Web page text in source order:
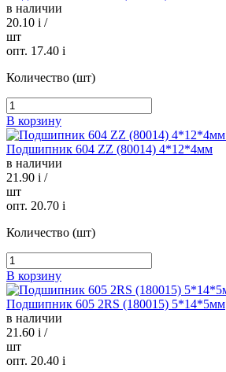
в наличии
20.10 i /
шт
опт. 17.40 i
Количество (шт)
В корзину
Подшипник 604 ZZ (80014) 4*12*4мм
в наличии
21.90 i /
шт
опт. 20.70 i
Количество (шт)
В корзину
Подшипник 605 2RS (180015) 5*14*5мм
в наличии
21.60 i /
шт
опт. 20.40 i